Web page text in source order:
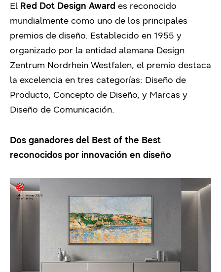
El Red Dot Design Award es reconocido
mundialmente como uno de los principales
premios de diseño. Establecido en 1955 y
organizado por la entidad alemana Design
Zentrum Nordrhein Westfalen, el premio destaca
la excelencia en tres categorías: Diseño de
Producto, Concepto de Diseño, y Marcas y
Diseño de Comunicación.
Dos ganadores del Best of the Best
reconocidos por innovación en diseño